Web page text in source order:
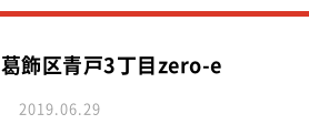
建築実例
オーナーズボイス
葛飾区青戸3丁目zero-e
2019.06.29